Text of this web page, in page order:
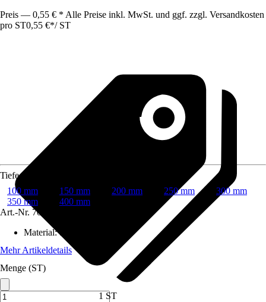
Preis — 0,55 € * Alle Preise inkl. MwSt. und ggf. zzgl. Versandkosten
pro ST0,55 €*/ ST
Tiefe
100 mm
150 mm 200 mm 250 mm
300 mm
350 mm
400 mm
Art.-Nr. 7023179
Material:Stahl
Mehr Artikeldetails
Menge (ST)
1 ST